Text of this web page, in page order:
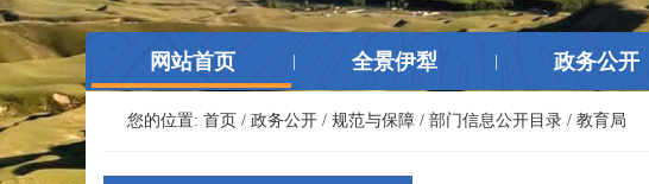
网站首页 全景伊犁 政务公开
您的位置: 首页 / 政务公开 / 规范与保障 / 部门信息公开目录 / 教育局